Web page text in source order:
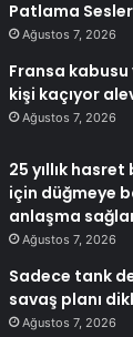
Patlama
Ağustos 7, 2026
Fransa kabusu
kişi kaçıyor
Ağustos 7, 2026
25 yıllık
için düğmeye
anlaşma
Ağustos 7, 2026
Sadece tank
savaş planı
Ağustos 7, 2026